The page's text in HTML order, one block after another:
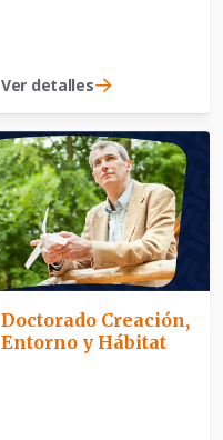
Ver detalles
Doctorado Creación,
Entorno y Hábitat